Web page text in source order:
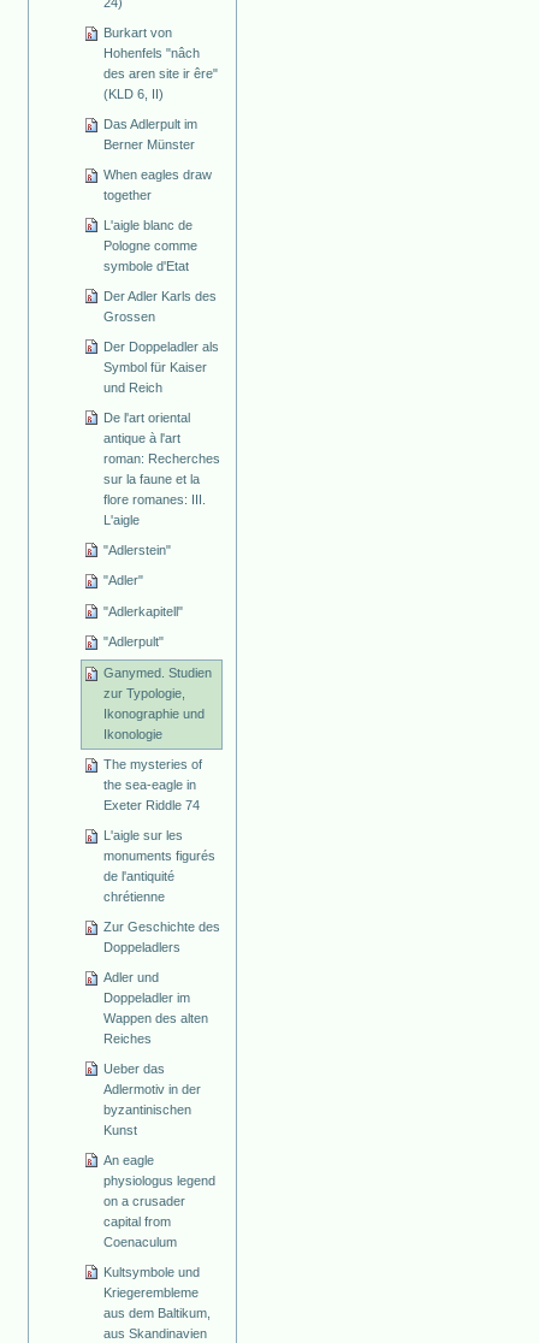
Burkart von
Hohenfels "nâch
des aren site ir êre"
(KLD 6, II)
Das Adlerpult im
Berner Münster
When eagles draw
together
L'aigle blanc de
Pologne comme
symbole d'Etat
Der Adler Karls des
Grossen
Der Doppeladler als
Symbol für Kaiser
und Reich
De l'art oriental
antique à l'art
roman: Recherches
sur la faune et la
flore romanes: III.
L'aigle
"Adlerstein"
"Adler"
"Adlerkapitell"
"Adlerpult"
Ganymed. Studien
zur Typologie,
Ikonographie und
Ikonologie
The mysteries of
the sea-eagle in
Exeter Riddle 74
L'aigle sur les
monuments figurés
de l'antiquité
chrétienne
Zur Geschichte des
Doppeladlers
Adler und
Doppeladler im
Wappen des alten
Reiches
Ueber das
Adlermotiv in der
byzantinischen
Kunst
An eagle
physiologus legend
on a crusader
capital from
Coenaculum
Kultsymbole und
Kriegerembleme
aus dem Baltikum,
aus Skandinavien